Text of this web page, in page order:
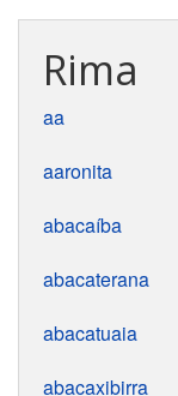
Rima
aa
aaronita
abacaíba
abacaterana
abacatuaia
abacaxibirra